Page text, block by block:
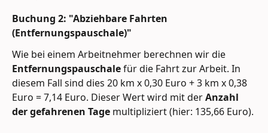
Buchung 2: "Abziehbare Fahrten
(Entfernungspauschale)"
Wie bei einem Arbeitnehmer berechnen wir die
Entfernungspauschale für die Fahrt zur Arbeit. In
diesem Fall sind dies 20 km x 0,30 Euro + 3 km x 0,38
Euro = 7,14 Euro. Dieser Wert wird mit der Anzahl
der gefahrenen Tage multipliziert (hier: 135,66 Euro).